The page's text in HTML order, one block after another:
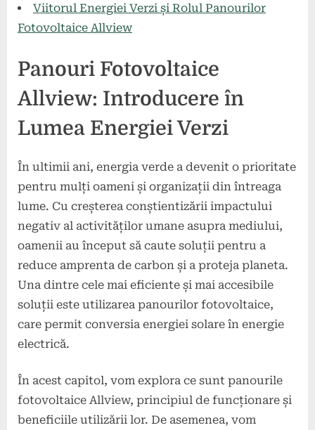
Viitorul Energiei Verzi și Rolul Panourilor
Fotovoltaice Allview
Panouri Fotovoltaice
Allview: Introducere în
Lumea Energiei Verzi
În ultimii ani, energia verde a devenit o prioritate
pentru mulți oameni și organizații din întreaga
lume. Cu creșterea conștientizării impactului
negativ al activităților umane asupra mediului,
oamenii au început să caute soluții pentru a
reduce amprenta de carbon și a proteja planeta.
Una dintre cele mai eficiente și mai accesibile
soluții este utilizarea panourilor fotovoltaice,
care permit conversia energiei solare în energie
electrică.
În acest capitol, vom explora ce sunt panourile
fotovoltaice Allview, principiul de funcționare și
beneficiile utilizării lor. De asemenea, vom